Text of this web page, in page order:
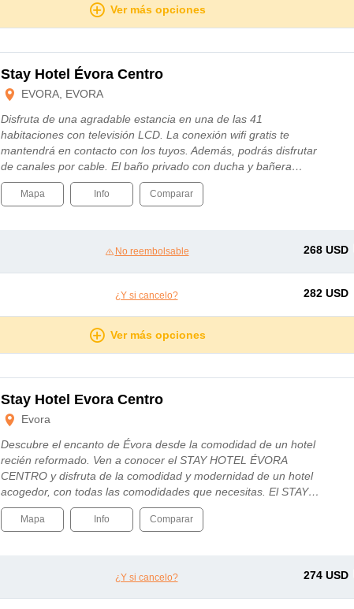
Ver más opciones
Stay Hotel Évora Centro
EVORA, EVORA
Disfruta de una agradable estancia en una de las 41
habitaciones con televisión LCD. La conexión wifi gratis te
mantendrá en contacto con los tuyos. Además, podrás disfrutar
de canales por cable. El baño privado con ducha y bañera…
Mapa Info Comparar
No reembolsable 268 USD
¿Y si cancelo? 282 USD
Ver más opciones
Stay Hotel Evora Centro
Evora
Descubre el encanto de Évora desde la comodidad de un hotel
recién reformado. Ven a conocer el STAY HOTEL ÉVORA
CENTRO y disfruta de la comodidad y modernidad de un hotel
acogedor, con todas las comodidades que necesitas. El STAY…
Mapa Info Comparar
¿Y si cancelo? 274 USD